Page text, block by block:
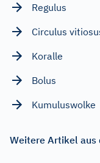
Regulus
Circulus
Koralle
Bolus
Kumuluswolke
Weitere Artikel aus